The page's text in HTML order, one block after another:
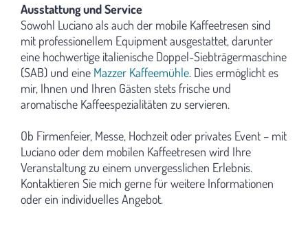
Ausstattung und Service
Sowohl Luciano als auch der mobile Kaffeetresen sind
mit professionellem Equipment ausgestattet, darunter
eine hochwertige italienische Doppel-Siebträgermaschine
(SAB) und eine Mazzer Kaffeemühle. Dies ermöglicht es
mir, Ihnen und Ihren Gästen stets frische und
aromatische Kaffeespezialitäten zu servieren.
Ob Firmenfeier, Messe, Hochzeit oder privates Event – mit
Luciano oder dem mobilen Kaffeetresen wird Ihre
Veranstaltung zu einem unvergesslichen Erlebnis.
Kontaktieren Sie mich gerne für weitere Informationen
oder ein individuelles Angebot.